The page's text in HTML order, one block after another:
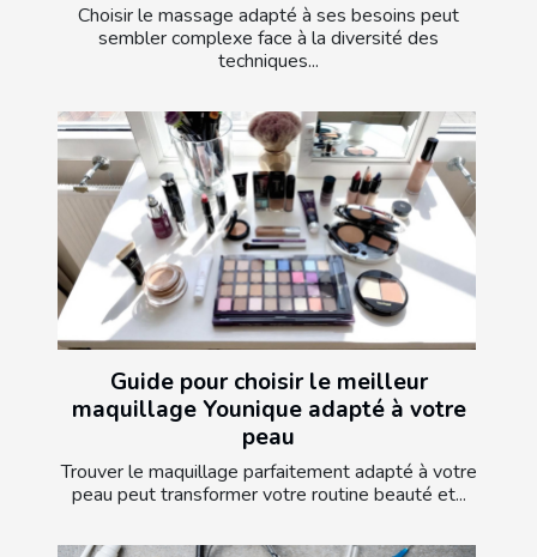
Choisir le massage adapté à ses besoins peut
sembler complexe face à la diversité des
techniques...
Guide pour choisir le meilleur
maquillage Younique adapté à votre
peau
Trouver le maquillage parfaitement adapté à votre
peau peut transformer votre routine beauté et...